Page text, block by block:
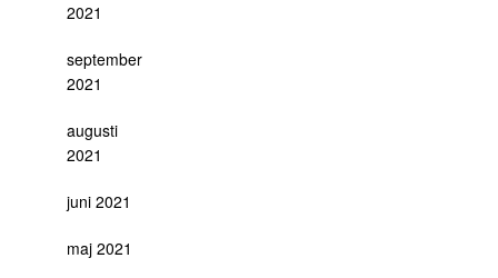
2021
september
2021
augusti
2021
juni 2021
maj 2021